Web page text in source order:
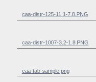
caa-distr-125-11.1-7.8.PNG
caa-distr-1007-3.2-1.8.PNG
caa-tab-sample.png